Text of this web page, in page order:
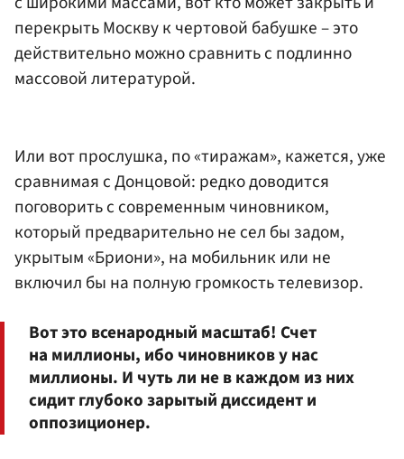
перекрыть Москву к чертовой бабушке – это
действительно можно сравнить с подлинно
массовой литературой.
Или вот прослушка, по «тиражам», кажется, уже
сравнимая с Донцовой: редко доводится
поговорить с современным чиновником,
который предварительно не сел бы задом,
укрытым «Бриони», на мобильник или не
включил бы на полную громкость телевизор.
Вот это всенародный масштаб! Счет
на миллионы, ибо чиновников у нас
миллионы. И чуть ли не в каждом из них
сидит глубоко зарытый диссидент и
оппозиционер.